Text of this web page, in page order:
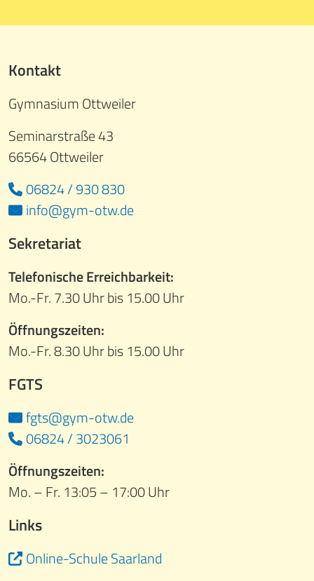
Kontakt
Gymnasium Ottweiler
Seminarstraße 43
66564 Ottweiler
06824 / 930 830
info@gym-otw.de
Sekretariat
Telefonische Erreichbarkeit:
Mo.-Fr. 7.30 Uhr bis 15.00 Uhr
Öffnungszeiten:
Mo.-Fr. 8.30 Uhr bis 15.00 Uhr
FGTS
fgts@gym-otw.de
06824 / 3023061
Öffnungszeiten:
Mo. – Fr. 13:05 – 17:00 Uhr
Links
Online-Schule Saarland